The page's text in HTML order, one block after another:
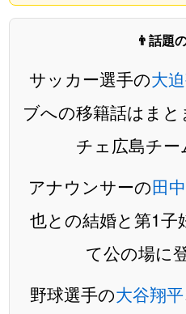
👨話題
サッカー選手の大
ブへの移籍話はま
チェ広島チー
アナウンサーの田
也との結婚と第1子
て公の場に
野球選手の大谷翔平